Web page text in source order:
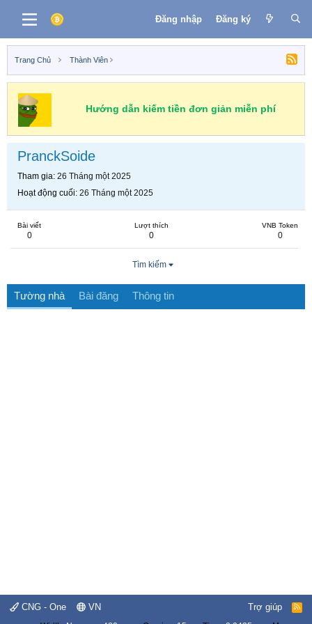
Đăng nhập Đăng ký
Trang Chủ Thành Viên
Hướng dẫn kiếm tiền đơn giản miễn phí
PranckSoide
Tham gia 26 Tháng một 2025
Hoạt động cuối 26 Tháng một 2025
Bài viết
0
Lượt thích
0
VNB Token
0
Tìm kiếm
Tường nhà Bài đăng Thông tin
CNG - One VN Trợ giúp
R